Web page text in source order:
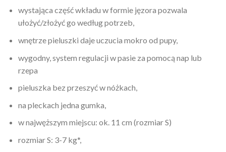
wystająca część wkładu w formie jęzora pozwala
ułożyć/złożyć go według potrzeb,
wnętrze pieluszki daje uczucia mokro od pupy,
wygodny, system regulacji w pasie za pomocą nap lub
rzepa
pieluszka bez przeszyć w nóżkach,
na pleckach jedna gumka,
w najwęższym miejscu: ok. 11 cm (rozmiar S)
rozmiar S: 3-7 kg*,